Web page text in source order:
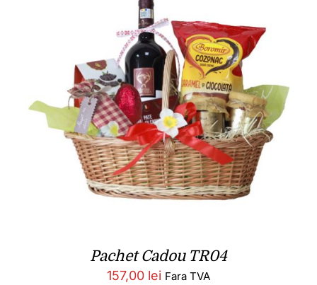
Pachet Cadou TR04
157,00 lei Fara TVA